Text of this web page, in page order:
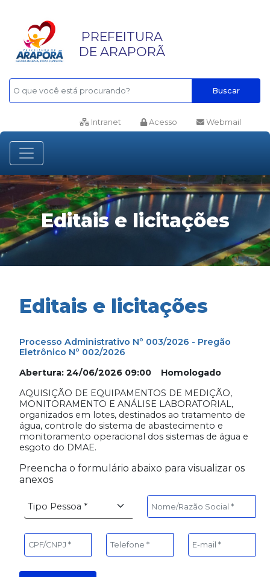
PREFEITURA
DE ARAPORÃ
Buscar
Intranet Acesso Webmail
Editais e licitações
Editais e licitações
Processo Administrativo Nº 003/2026 - Pregão
Eletrônico Nº 002/2026
Abertura: 24/06/2026 09:00 Homologado
AQUISIÇÃO DE EQUIPAMENTOS DE MEDIÇÃO,
MONITORAMENTO E ANÁLISE LABORATORIAL,
organizados em lotes, destinados ao tratamento de
água, controle do sistema de abastecimento e
monitoramento operacional dos sistemas de água e
esgoto do DMAE.
Preencha o formulário abaixo para visualizar os
anexos